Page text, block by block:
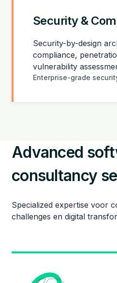
Security &
Security-by-design
compliance,
vulnerability
Enterprise-grade
Advanced
consultancy
Specialized expertise voor
challenges en digital